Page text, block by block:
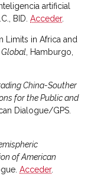
artificial
BID. Acceder.
Limits in Africa and
Global , Hamburgo,
China-Souther
for the Public and
Dialogue/GPS.
of American
Acceder.